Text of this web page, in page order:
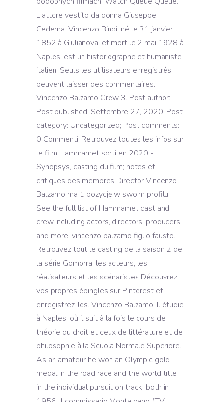
L'attore vestito da donna Giuseppe
Cederna. Vincenzo Bindi, né le 31 janvier
1852 à Giulianova, et mort le 2 mai 1928 à
Naples, est un historiographe et humaniste
italien. Seuls les utilisateurs enregistrés
peuvent laisser des commentaires.
Vincenzo Balzamo Crew 3. Post author:
Post published: Settembre 27, 2020; Post
category: Uncategorized; Post comments:
0 Commenti; Retrouvez toutes les infos sur
le film Hammamet sorti en 2020 -
Synopsys, casting du film; notes et
critiques des membres Director Vincenzo
Balzamo ma 1 pozycję w swoim profilu.
See the full list of Hammamet cast and
crew including actors, directors, producers
and more. vincenzo balzamo figlio fausto.
Retrouvez tout le casting de la saison 2 de
la série Gomorra: les acteurs, les
réalisateurs et les scénaristes Découvrez
vos propres épingles sur Pinterest et
enregistrez-les. Vincenzo Balzamo. Il étudie
à Naples, où il suit à la fois le cours de
théorie du droit et ceux de littérature et de
philosophie à la Scuola Normale Superiore.
As an amateur he won an Olympic gold
medal in the road race and the world title
in the individual pursuit on track, both in